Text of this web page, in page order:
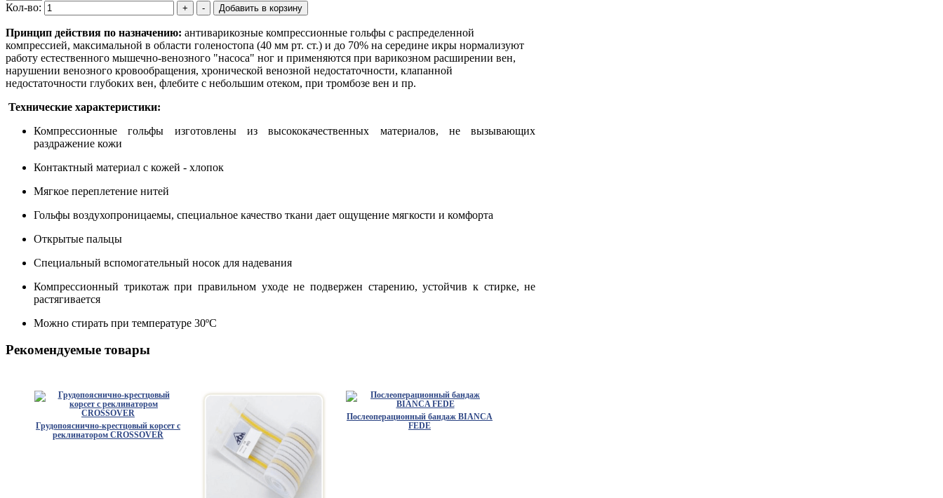
Кол-во:
Принцип действия по назначению: антиварикозные компрессионные гольфы с распределенной
компрессией, максимальной в области голеностопа (40 мм рт. ст.) и до 70% на середине икры нормализуют
работу естественного мышечно-венозного "насоса" ног и применяются при варикозном расширении вен,
нарушении венозного кровообращения, хронической венозной недостаточности, клапанной
недостаточности глубоких вен, флебите с небольшим отеком, при тромбозе вен и пр.
Технические характеристики:
Компрессионные гольфы изготовлены из высококачественных материалов, не вызывающих
раздражение кожи
Контактный материал с кожей - хлопок
Мягкое переплетение нитей
Гольфы воздухопроницаемы, специальное качество ткани дает ощущение мягкости и комфорта
Открытые пальцы
Специальный вспомогательный носок для надевания
Компрессионный трикотаж при правильном уходе не подвержен старению, устойчив к стирке, не
растягивается
Можно стирать при температуре 30ºC
Рекомендуемые товары
Грудопояснично-крестцовый корсет с
реклинатором CROSSOVER
Послеоперационный бандаж BIANCA
FEDE